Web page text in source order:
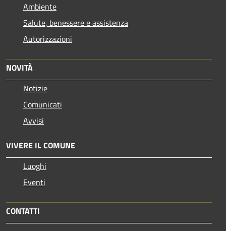
Ambiente
Salute, benessere e assistenza
Autorizzazioni
NOVITÀ
Notizie
Comunicati
Avvisi
VIVERE IL COMUNE
Luoghi
Eventi
CONTATTI